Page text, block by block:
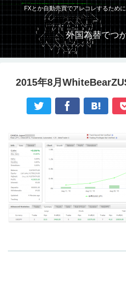
FXとか自動売買でアレコレするため
外国為替でつ
2015年8月